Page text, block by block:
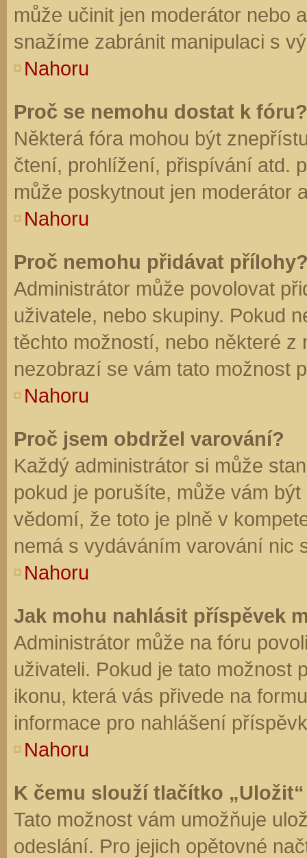
může učinit jen moderátor nebo
snažíme zabránit manipulaci s
Nahoru
Proč se nemohu dostat k fóru?
Některá fóra mohou být
čtení, prohlížení, přispívání atd.
může poskytnout jen moderátor
Nahoru
Proč nemohu přidávat
Administrátor může povolovat
uživatele, nebo skupiny. Pokud
těchto možností, nebo některé z
nezobrazí se vám tato možnost
Nahoru
Proč jsem obdržel varování?
Každý administrátor si může
pokud je porušíte, může vám
vědomí, že toto je plně v
nemá s vydáváním varování nic
Nahoru
Jak mohu nahlásit příspěvek
Administrátor může na fóru
uživateli. Pokud je tato možnost
ikonu, která vás přivede na
informace pro nahlášení
Nahoru
K čemu slouží tlačítko
Tato možnost vám umožňuje
odeslání. Pro jejich opětovné